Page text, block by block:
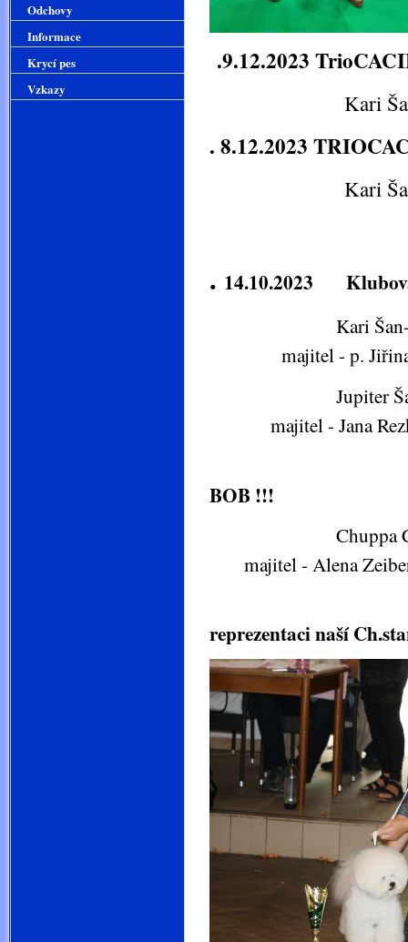
.9.12.2023
Kari Šan-Lí -
. 8.12.2023
Kari Šan-Lí -
. 14.10.2023
Kari Šan-Lí-
majitel - p.
Jupiter Šan-Lí
majitel - Jana
BOB !!!
Chuppa
majitel - Alena
reprezentaci naší
Odchovy
Informace
Krycí pes
Vzkazy